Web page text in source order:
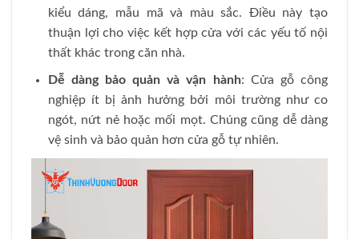
kiểu dáng, mẫu mã và màu sắc. Điều này tạo
thuận lợi cho việc kết hợp cửa với các yếu tố nội
thất khác trong căn nhà.
Dễ dàng bảo quản và vận hành: Cửa gỗ công
nghiệp ít bị ảnh hưởng bởi môi trường như co
ngót, nứt nẻ hoặc mối mọt. Chúng cũng dễ dàng
vệ sinh và bảo quản hơn cửa gỗ tự nhiên.